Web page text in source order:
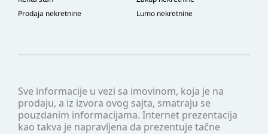
Sve informacije u vezi sa imovinom, koja je na
prodaju, a iz izvora ovog sajta, smatraju se
pouzdanim informacijama. Internet prezentacija
kao takva je napravljena da prezentuje tačne
Prodaja nekretnine
Lumo nekretnine